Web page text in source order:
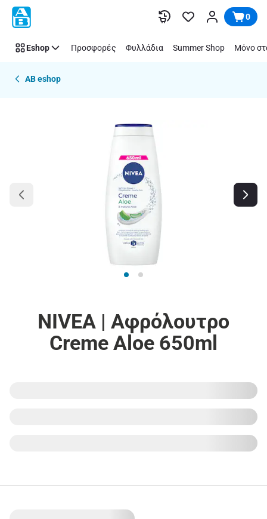
Παράλειψη 0
Eshop Προσφορές Φυλλάδια Summer Shop Μόνο
AB eshop
NIVEA | Αφρόλουτρο
Creme Aloe 650ml